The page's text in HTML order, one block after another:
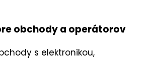
obchody a operátorov
s elektronikou,